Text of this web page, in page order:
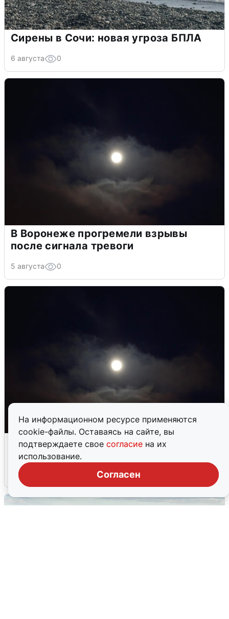
На информационном ресурсе применяются
cookie-файлы. Оставаясь на сайте, вы
подтверждаете свое согласие на их
использование.
Согласен
Сирены в Сочи: новая угроза БПЛА
6 августа 0
В Воронеже прогремели взрывы
после сигнала тревоги
5 августа 0
Взрывы в Воронеже после сигнала
тревоги
5 августа